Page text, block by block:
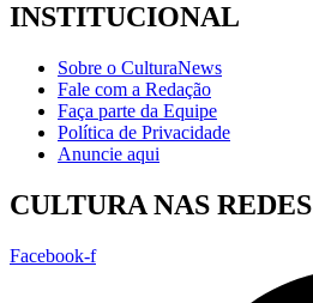
INSTITUCIONAL
Sobre o CulturaNews
Fale com a Redação
Faça parte da Equipe
Política de Privacidade
Anuncie aqui
CULTURA NAS REDES
Facebook-f